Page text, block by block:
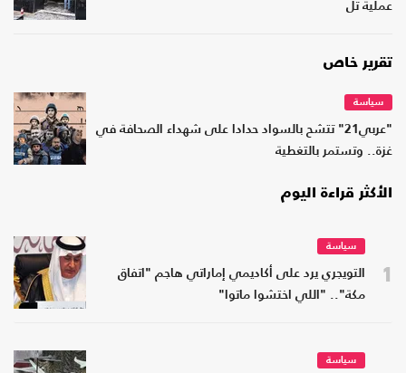
عملية تل
تقرير خاص
سياسة
"عربي21" تتشح بالسواد حدادا على شهداء الصحافة في
غزة.. وتستمر بالتغطية
الأكثر قراءة اليوم
1
سياسة
التويجري يرد على أكاديمي إماراتي هاجم "اتفاق
مكة".. "اللي اختشوا ماتوا"
سياسة